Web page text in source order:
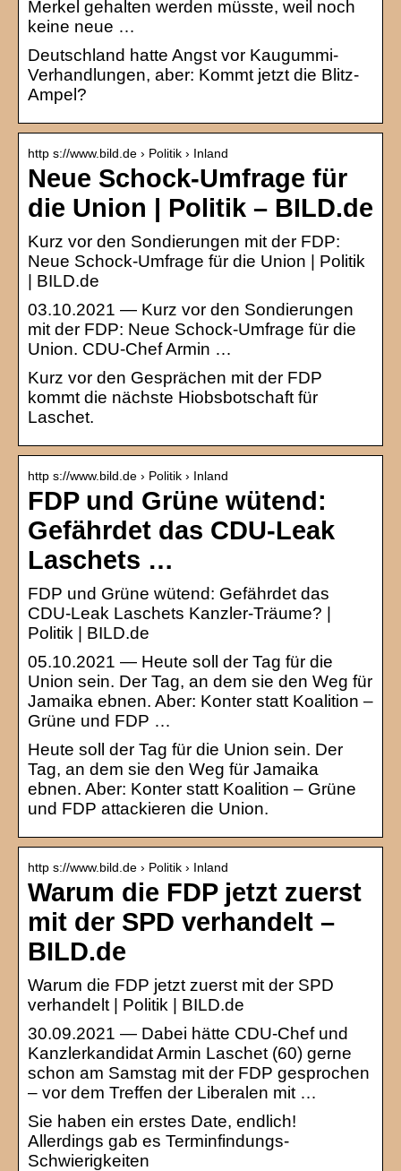
Merkel gehalten werden müsste, weil noch
keine neue …
Deutschland hatte Angst vor Kaugummi-
Verhandlungen, aber: Kommt jetzt die Blitz-
Ampel?
http s://www.bild.de › Politik › Inland
Neue Schock-Umfrage für
die Union | Politik – BILD.de
Kurz vor den Sondierungen mit der FDP:
Neue Schock-Umfrage für die Union | Politik
| BILD.de
03.10.2021 — Kurz vor den Sondierungen
mit der FDP: Neue Schock-Umfrage für die
Union. CDU-Chef Armin …
Kurz vor den Gesprächen mit der FDP
kommt die nächste Hiobsbotschaft für
Laschet.
http s://www.bild.de › Politik › Inland
FDP und Grüne wütend:
Gefährdet das CDU-Leak
Laschets …
FDP und Grüne wütend: Gefährdet das
CDU-Leak Laschets Kanzler-Träume? |
Politik | BILD.de
05.10.2021 — Heute soll der Tag für die
Union sein. Der Tag, an dem sie den Weg für
Jamaika ebnen. Aber: Konter statt Koalition –
Grüne und FDP …
Heute soll der Tag für die Union sein. Der
Tag, an dem sie den Weg für Jamaika
ebnen. Aber: Konter statt Koalition – Grüne
und FDP attackieren die Union.
http s://www.bild.de › Politik › Inland
Warum die FDP jetzt zuerst
mit der SPD verhandelt –
BILD.de
Warum die FDP jetzt zuerst mit der SPD
verhandelt | Politik | BILD.de
30.09.2021 — Dabei hätte CDU-Chef und
Kanzlerkandidat Armin Laschet (60) gerne
schon am Samstag mit der FDP gesprochen
– vor dem Treffen der Liberalen mit …
Sie haben ein erstes Date, endlich!
Allerdings gab es Terminfindungs-
Schwierigkeiten